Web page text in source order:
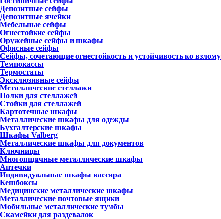
Депозитные сейфы
Депозитные ячейки
Мебельные сейфы
Огнестойкие сейфы
Оружейные сейфы и шкафы
Офисные сейфы
Сейфы, сочетающие огнестойкость и устойчивость ко взлому
Темпокассы
Термостаты
Эксклюзивные сейфы
Металлические стеллажи
Полки для стеллажей
Стойки для стеллажей
Картотечные шкафы
Металлические шкафы для одежды
Бухгалтерские шкафы
Шкафы Valberg
Металлические шкафы для документов
Ключницы
Многоящичные металлические шкафы
Аптечки
Индивидуальные шкафы кассира
Кешбоксы
Медицинские металлические шкафы
Металлические почтовые ящики
Мобильные металлические тумбы
Скамейки для раздевалок